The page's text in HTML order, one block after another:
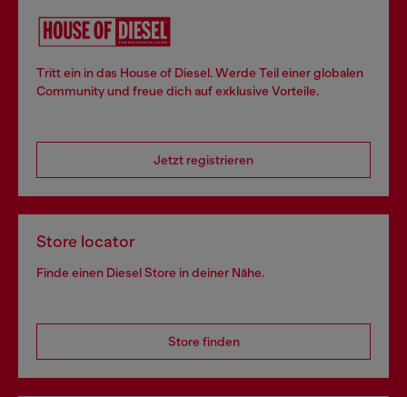
Tritt ein in das House of Diesel. Werde Teil einer globalen
Community und freue dich auf exklusive Vorteile.
Jetzt registrieren
Store locator
Finde einen Diesel Store in deiner Nähe.
Store finden